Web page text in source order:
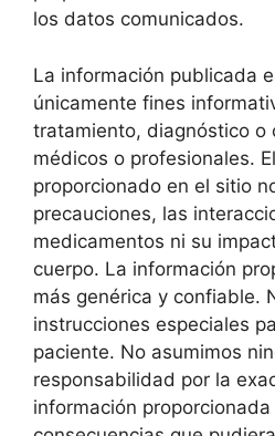
los datos comunicados.
La información publicada
únicamente fines
tratamiento, diagnóstico o
médicos o profesionales.
proporcionado en el sitio
precauciones, las
medicamentos ni su
cuerpo. La información
más genérica y confiable.
instrucciones especiales
paciente. No asumimos
responsabilidad por la
información proporcionada